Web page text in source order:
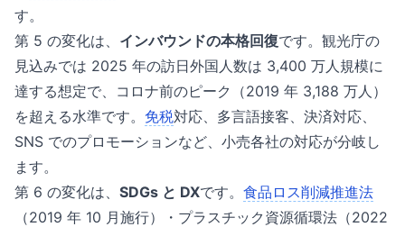
す。
第 5 の変化は、 インバウンドの本格回復です。観光庁の
見込みでは 2025 年の訪日外国人数は 3,400 万人規模に
達する想定で、コロナ前のピーク（2019 年 3,188 万人）
を超える水準です。 免税対応、多言語接客、決済対応、
SNS でのプロモーションなど、小売各社の対応が分岐し
ます。
第 6 の変化は、 SDGs と DXです。 食品ロス削減推進法
（2019 年 10 月施行）・プラスチック資源循環法（2022